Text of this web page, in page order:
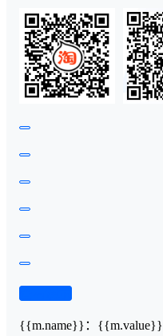
{{m.name}} ： {{m.value}}